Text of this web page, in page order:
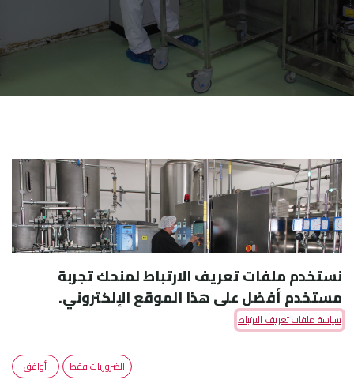
نستخدم ملفات تعريف الارتباط لمنحك تجربة
مستخدم أفضل على هذا الموقع الإلكتروني.
سياسة ملفات تعريف الارتباط
الضروريات فقط أوافق